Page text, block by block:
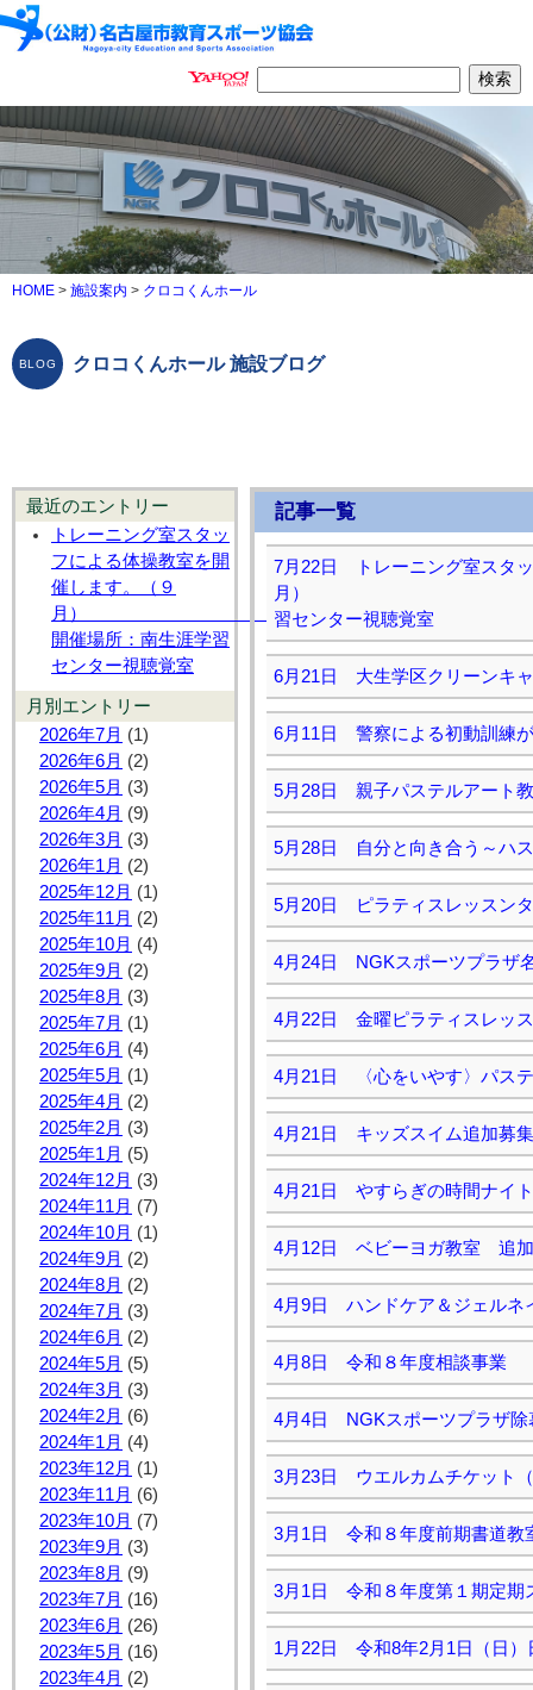
HOME > 施設案内 > クロコくんホール
クロコくんホール 施設ブログ
最近のエントリー
トレーニング室スタッ
フによる体操教室を開
催します。（９
月
開催場所：南生涯学習
センター視聴覚室
月別エントリー
2026年7月 (1)
2026年6月 (2)
2026年5月 (3)
2026年4月 (9)
2026年3月 (3)
2026年1月 (2)
2025年12月 (1)
2025年11月 (2)
2025年10月 (4)
2025年9月 (2)
2025年8月 (3)
2025年7月 (1)
2025年6月 (4)
2025年5月 (1)
2025年4月 (2)
2025年2月 (3)
2025年1月 (5)
2024年12月 (3)
2024年11月 (7)
2024年10月 (1)
2024年9月 (2)
2024年8月 (2)
2024年7月 (3)
2024年6月 (2)
2024年5月 (5)
2024年3月 (3)
2024年2月 (6)
2024年1月 (4)
2023年12月 (1)
2023年11月 (6)
2023年10月 (7)
2023年9月 (3)
2023年8月 (9)
2023年7月 (16)
2023年6月 (26)
2023年5月 (16)
2023年4月 (2)
記事一覧
7月22日 トレーニング室スタ
月） 開
習センター視聴覚室
6月21日 大生学区クリーンキ
6月11日 警察による初動訓練
5月28日 親子パステルアート
5月28日 自分と向き合う～ハ
5月20日 ピラティスレッスン
4月24日 NGKスポーツプラザ
4月22日 金曜ピラティスレッ
4月21日 〈心をいやす〉パス
4月21日 キッズスイム追加募
4月21日 やすらぎの時間ナイ
4月12日 ベビーヨガ教室 追加
4月9日 ハンドケア＆ジェルネ
4月8日 令和８年度相談事業
4月4日 NGKスポーツプラザ
3月23日 ウエルカムチケット
3月1日 令和８年度前期書道教
3月1日 令和８年度第１期定期
1月22日 令和8年2月1日（日）